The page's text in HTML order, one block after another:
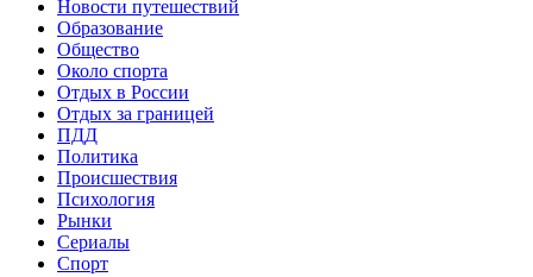
Новости путешествий
Образование
Общество
Около спорта
Отдых в России
Отдых за границей
ПДД
Политика
Происшествия
Психология
Рынки
Сериалы
Спорт